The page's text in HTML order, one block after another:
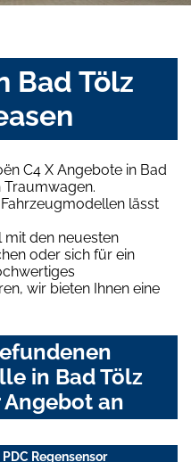
Bad Tölz
C4 X Angebote in Bad
Traumwagen.
lässt
mit den neuesten
oder sich für ein
wir bieten Ihnen eine
in Bad Tölz
an
Regensensor